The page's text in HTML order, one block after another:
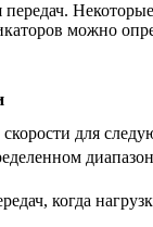
можно
для
когда